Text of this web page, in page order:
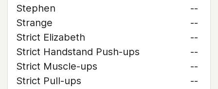
Stephen
--
Strange
--
Strict Elizabeth
--
Strict Handstand Push-ups
--
Strict Muscle-ups
--
Strict Pull-ups
--